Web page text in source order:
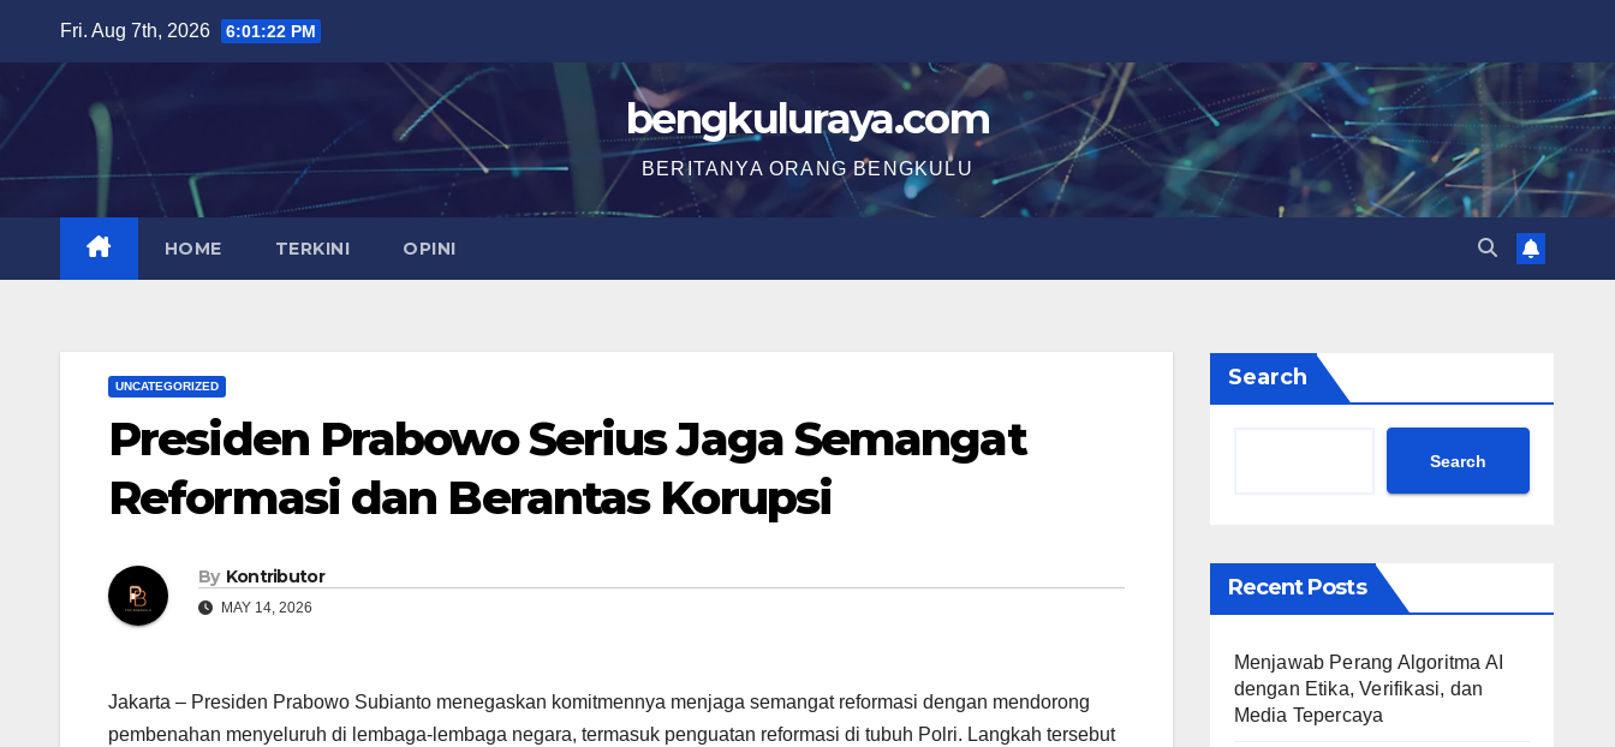
content
Fri. Aug 7th, 2026 6:01:22 PM
bengkuluraya.com
BERITANYA ORANG BENGKULU
HOME TERKINI OPINI
UNCATEGORIZED
Presiden Prabowo Serius Jaga Semangat
Reformasi dan Berantas Korupsi
By Kontributor
MAY 14, 2026
Jakarta – Presiden Prabowo Subianto menegaskan komitmennya menjaga semangat reformasi dengan mendorong
pembenahan menyeluruh di lembaga-lembaga negara, termasuk penguatan reformasi di tubuh Polri. Langkah tersebut
Search
Search
Recent Posts
Menjawab Perang Algoritma AI
dengan Etika, Verifikasi, dan
Media Tepercaya